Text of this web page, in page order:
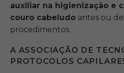
auxiliar na higienização e
couro cabeludo antes ou
procedimentos.
A ASSOCIAÇÃO DE
PROTOCOLOS